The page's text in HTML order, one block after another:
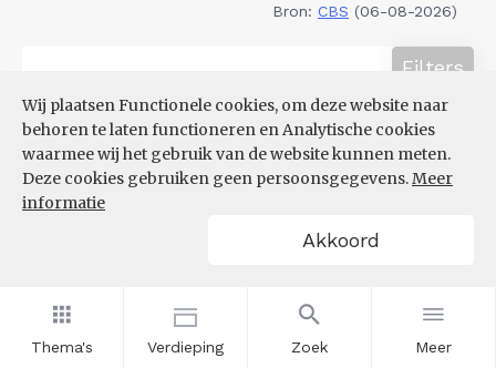
Thema's Verdieping Zoek Meer
Wij plaatsen Functionele cookies, om deze website naar
behoren te laten functioneren en Analytische cookies
waarmee wij het gebruik van de website kunnen meten.
Deze cookies gebruiken geen persoonsgegevens.Meer
informatie
Akkoord
Bron: CBS (06-08-2026)
AANDEEL TEKORT AAN
ARBEIDSKRACHTEN
Filters